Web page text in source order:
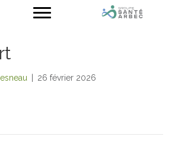
26 février 2026